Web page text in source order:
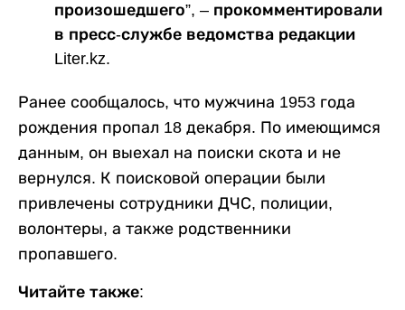
произошедшего”, – прокомментировали
в пресс-службе ведомства редакции
Liter.kz.
Ранее сообщалось, что мужчина 1953 года
рождения пропал 18 декабря. По имеющимся
данным, он выехал на поиски скота и не
вернулся. К поисковой операции были
привлечены сотрудники ДЧС, полиции,
волонтеры, а также родственники
пропавшего.
Читайте также: